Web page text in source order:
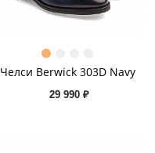
Челси Berwick 303D Navy
29 990 ₽